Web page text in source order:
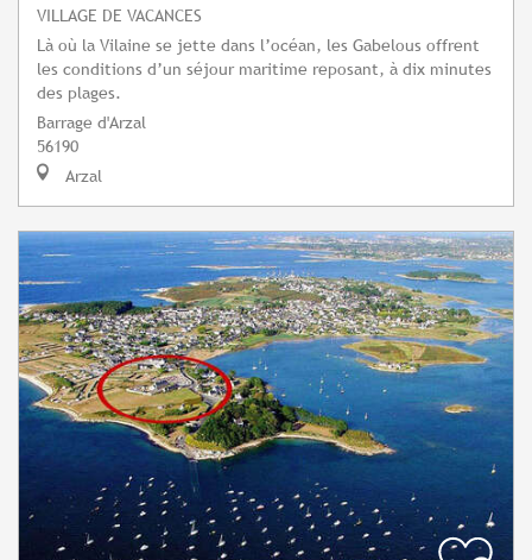
VILLAGE DE VACANCES
Là où la Vilaine se jette dans l’océan, les Gabelous offrent
les conditions d’un séjour maritime reposant, à dix minutes
des plages.
Barrage d'Arzal
56190
Arzal